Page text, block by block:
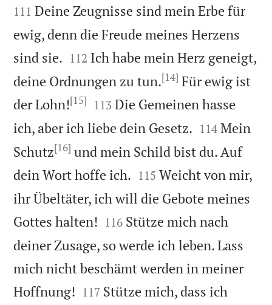
111 Deine Zeugnisse sind mein Erbe für
ewig, denn die Freude meines Herzens
sind sie. 

112 Ich habe mein Herz geneigt,
deine Ordnungen zu tun.[14] Für ewig ist
der Lohn![15] 

113 Die Gemeinen hasse
ich, aber ich liebe dein Gesetz. 

114 Mein
Schutz[16] und mein Schild bist du. Auf
dein Wort hoffe ich. 

115 Weicht von mir,
ihr Übeltäter, ich will die Gebote meines
Gottes halten! 

116 Stütze mich nach
deiner Zusage, so werde ich leben. Lass
mich nicht beschämt werden in meiner
Hoffnung! 

117 Stütze mich, dass ich